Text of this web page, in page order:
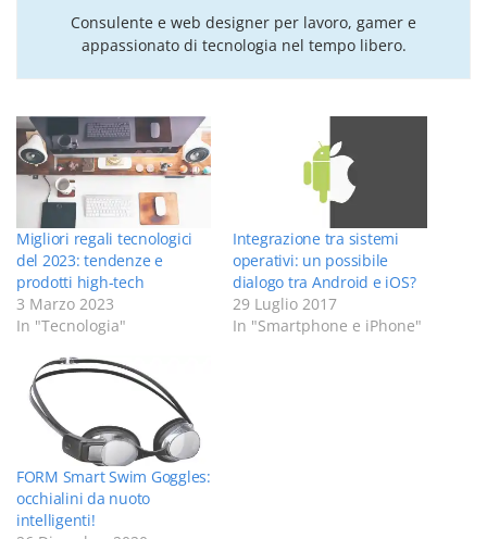
Consulente e web designer per lavoro, gamer e
appassionato di tecnologia nel tempo libero.
Migliori regali tecnologici
del 2023: tendenze e
prodotti high-tech
3 Marzo 2023
In "Tecnologia"
Integrazione tra sistemi
operativi: un possibile
dialogo tra Android e iOS?
29 Luglio 2017
In "Smartphone e iPhone"
FORM Smart Swim Goggles:
occhialini da nuoto
intelligenti!